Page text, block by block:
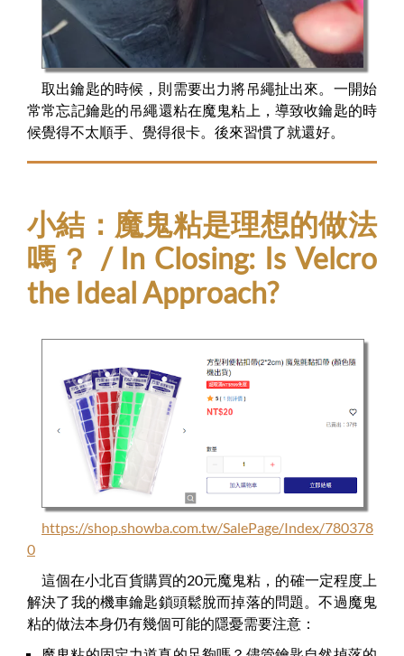
取出鑰匙的時候，則需要出力將吊繩扯出來。一開始
常常忘記鑰匙的吊繩還粘在魔鬼粘上，導致收鑰匙的時
候覺得不太順手、覺得很卡。後來習慣了就還好。
小結：魔鬼粘是理想的做法
嗎？ / In Closing: Is Velcro
the Ideal Approach?
https://shop.showba.com.tw/SalePage/Index/780378
0
這個在小北百貨購買的20元魔鬼粘，的確一定程度上
解決了我的機車鑰匙鎖頭鬆脫而掉落的問題。不過魔鬼
粘的做法本身仍有幾個可能的隱憂需要注意：